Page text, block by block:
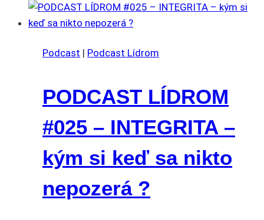
Podcast | Podcast Lídrom
PODCAST LÍDROM
#025 – INTEGRITA –
kým si keď sa nikto
nepozerá ?